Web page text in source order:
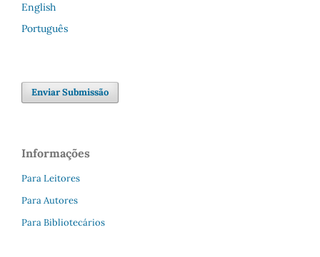
English
Português
Enviar Submissão
Informações
Para Leitores
Para Autores
Para Bibliotecários